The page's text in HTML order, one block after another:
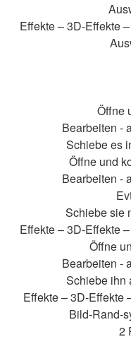
Effekte – 3D-Effekte
Öffne
Bearbeiten -
Schiebe es
Öffne und
Bearbeiten -
Schiebe sie
Effekte – 3D-Effekte
Öffne
Bearbeiten -
Schiebe ihn
Effekte – 3D-Effekte
Bild-Rand-
2